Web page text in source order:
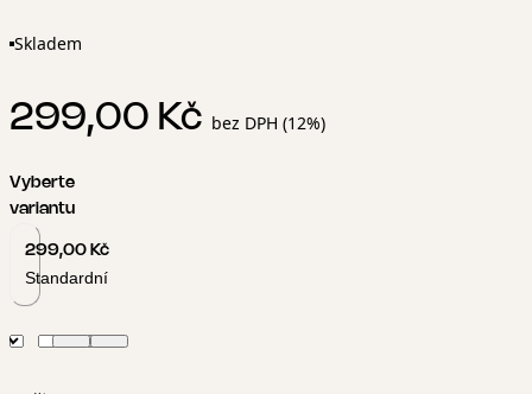
Skladem
299,00 Kč bez DPH (12%)
Vyberte
variantu
299,00 Kč
Standardní